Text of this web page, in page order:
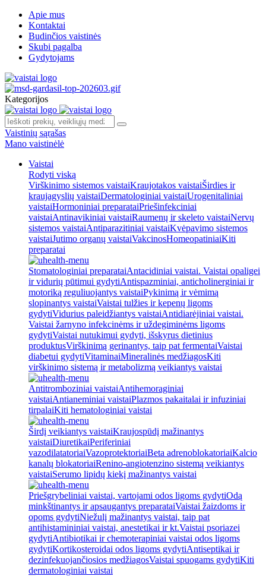
Apie mus
Kontaktai
Budinčios vaistinės
Skubi pagalba
Gydytojams
Kategorijos
Vaistinių sąrašas
Mano vaistinėlė
Vaistai
Rodyti viską
Virškinimo sistemos vaistaiKraujotakos vaistaiŠirdies ir
kraujagyslių vaistaiDermatologiniai vaistaiUrogenitaliniai
vaistaiHormoniniai preparataiPriešinfekciniai
vaistaiAntinavikiniai vaistaiRaumenų ir skeleto vaistaiNervų
sistemos vaistaiAntiparazitiniai vaistaiKvėpavimo sistemos
vaistaiJutimo organų vaistaiVakcinosHomeopatiniaiKiti
preparatai
Stomatologiniai preparataiAntacidiniai vaistai. Vaistai opaligei
ir vidurių pūtimui gydytiAntispazminiai, anticholinerginiai ir
motoriką reguliuojantys vaistaiPykinimą ir vėmimą
slopinantys vaistaiVaistai tulžies ir kepenų ligoms
gydytiVidurius paleidžiantys vaistaiAntidiarėjiniai vaistai.
Vaistai žarnyno infekcinėms ir uždegiminėms ligoms
gydytiVaistai nutukimui gydyti, išskyrus dietinius
produktusVirškinimą gerinantys, taip pat fermentaiVaistai
diabetui gydytiVitaminaiMineralinės medžiagosKiti
virškinimo sistemą ir metabolizmą veikiantys vaistai
Antitromboziniai vaistaiAntihemoraginiai
vaistaiAntianeminiai vaistaiPlazmos pakaitalai ir infuziniai
tirpalaiKiti hematologiniai vaistai
Širdį veikiantys vaistaiKraujospūdį mažinantys
vaistaiDiuretikaiPeriferiniai
vazodilatatoriaiVazoprotektoriaiBeta adrenoblokatoriaiKalcio
kanalų blokatoriaiRenino-angiotenzino sistemą veikiantys
vaistaiSerumo lipidų kiekį mažinantys vaistai
Priešgrybeliniai vaistai, vartojami odos ligoms gydytiOdą
minkštinantys ir apsaugantys preparataiVaistai žaizdoms ir
opoms gydytiNiežulį mažinantys vaistai, taip pat
antihistamininiai vaistai, anestetikai ir kt.Vaistai psoriazei
gydytiAntibiotikai ir chemoterapiniai vaistai odos ligoms
gydytiKortikosteroidai odos ligoms gydytiAntiseptikai ir
dezinfekuojančiosios medžiagosVaistai spuogams gydytiKiti
dermatologiniai vaistai